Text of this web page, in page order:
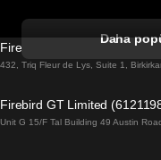
Daha
Firebird GT Limited (OC
432, Triq Fleur de Lys, Suite 1,
Firebird GT Limited
Unit G 15/F Tal Building 49 Austin